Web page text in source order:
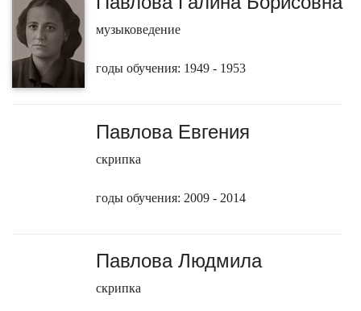
музыковедение
годы обучения: 1949 - 1953
Павлова Евгения
скрипка
годы обучения: 2009 - 2014
Павлова Людмила
скрипка